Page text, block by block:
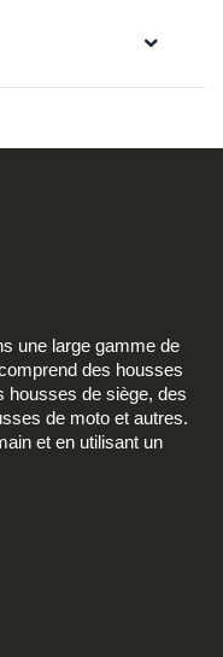
une large gamme de
des housses
housses de siège, des
de moto et autres.
et en utilisant un